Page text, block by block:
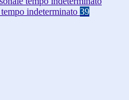
indeterminato 39